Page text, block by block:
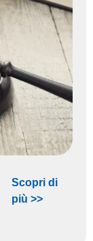
Scopri di
più >>